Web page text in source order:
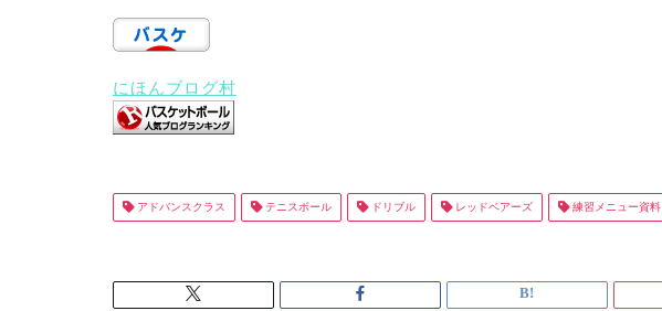
にほんブログ村
アドバンスクラス テニスボール ドリブル レッドベアーズ 練習メニュー資料